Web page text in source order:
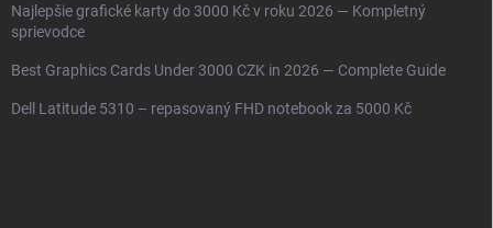
Najlepšie grafické karty do 3000 Kč v roku 2026 — Kompletný
sprievodce
Best Graphics Cards Under 3000 CZK in 2026 — Complete Guide
Dell Latitude 5310 – repasovaný FHD notebook za 5000 Kč